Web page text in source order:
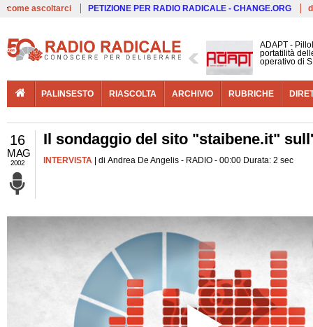
come ascoltarci PETIZIONE PER RADIO RADICALE - CHANGE.ORG
ADAPT -
portatilità
operativo di
PALINSESTO RIASCOLTA ARCHIVIO RUBRICHE
16
MAG
2002
Il sondaggio del sito "staibene.it"
INTERVISTA | di Andrea De Angelis - RADIO - 00:00 Durata: 2 sec